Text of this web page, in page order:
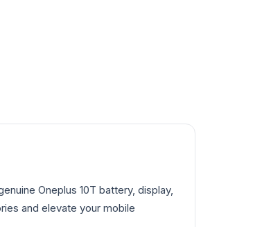
Oneplus 10T battery, display,
and elevate your mobile